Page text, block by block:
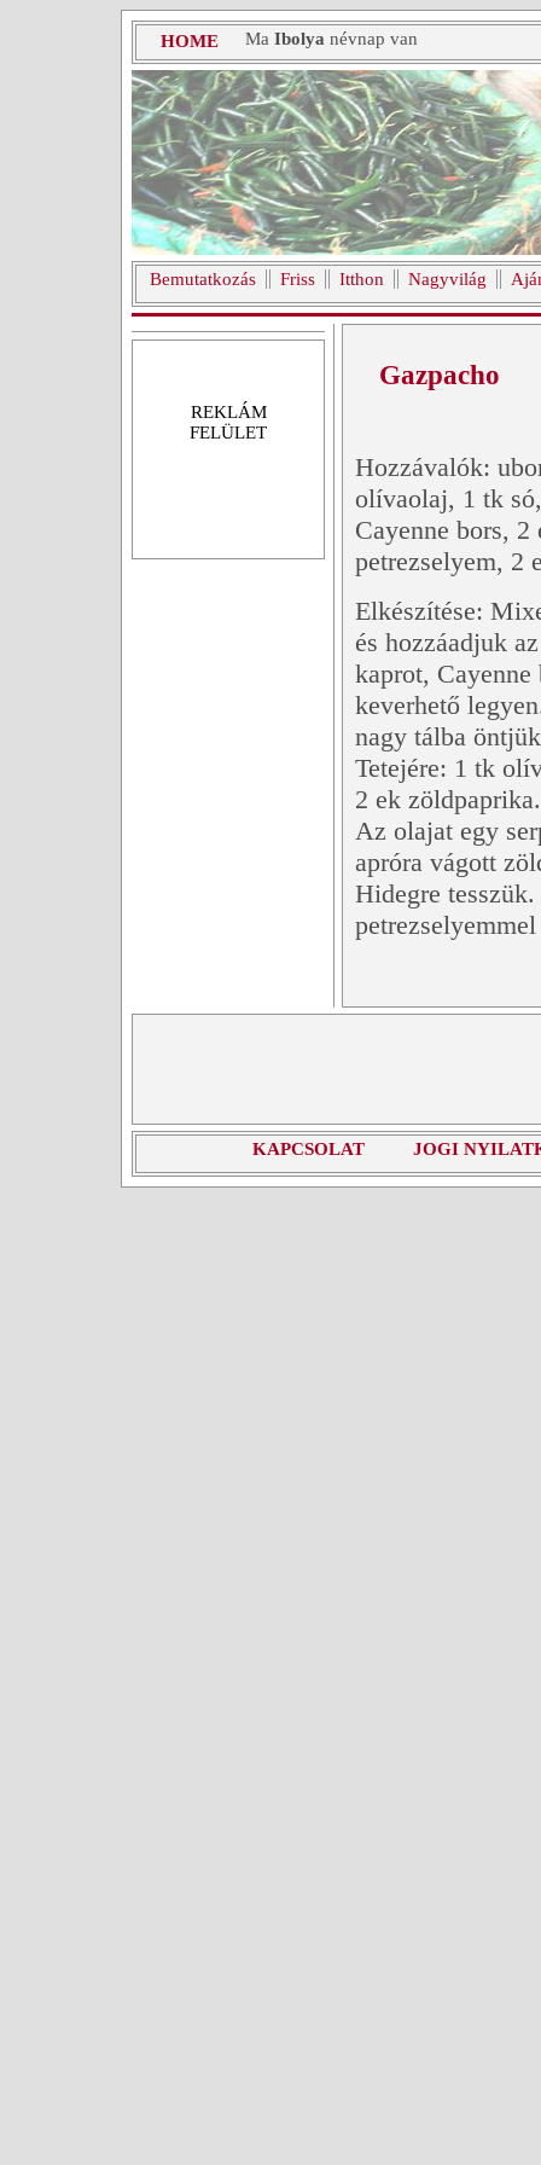
HOME Ma Ibolya névnap van
Bemutatkozás Friss Itthon Nagyvilág
REKLÁM
FELÜLET
Gazpacho
Hozzávalók:
olívaolaj, 1 tk
Cayenne bors,
petrezselyem, 2
Elkészítése:
és hozzáadjuk
kaprot,
keverhető
nagy tálba
Tetejére: 1 tk
2 ek zöldpaprika.
Az olajat egy
apróra vágott
Hidegre
KAPCSOLAT JOGI